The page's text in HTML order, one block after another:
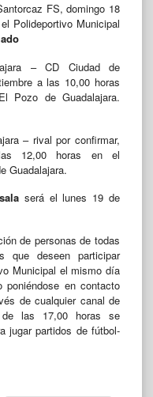
FS, domingo 18
Polideportivo Municipal
– CD Ciudad de
a las 10,00 horas
Pozo de Guadalajara.
– rival por confirmar,
12,00 horas en el
Guadalajara.
será el lunes 19 de
de personas de todas
que deseen participar
Municipal el mismo día
en contacto
de cualquier canal de
de las 17,00 horas se
jugar partidos de fútbol-